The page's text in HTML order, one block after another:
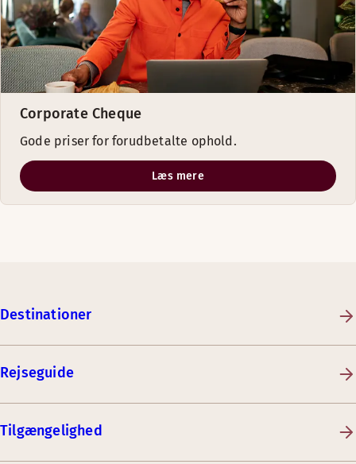
Corporate Cheque
Gode priser for forudbetalte ophold.
Læs mere
Destinationer
Rejseguide
Tilgængelighed